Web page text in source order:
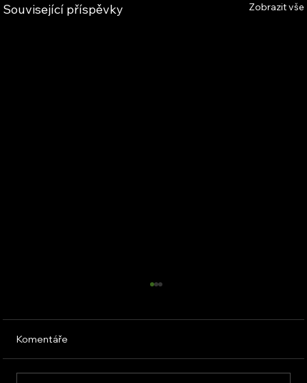
Související příspěvky Zobrazit vše
Komentáře